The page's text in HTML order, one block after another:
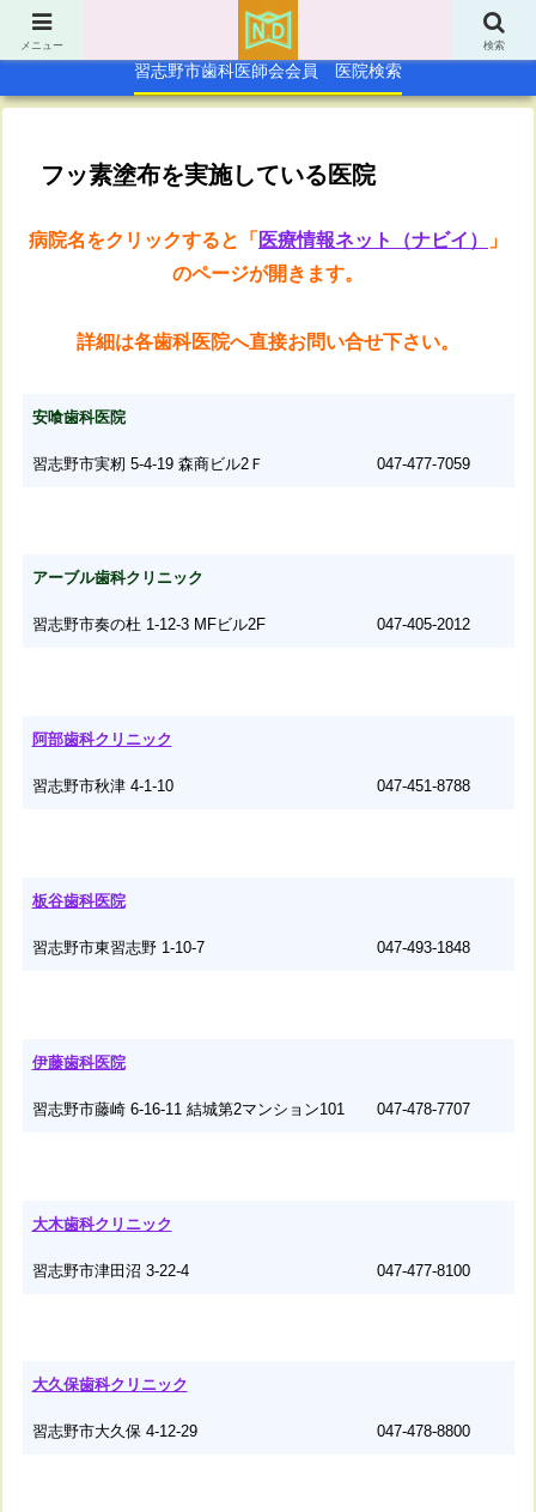
習志野市歯科医師会会員 医院検索
フッ素塗布を実施している医院
病院名をクリックすると「 医療情報ネット（ナビイ）
」
のページが開きます。
詳細は各歯科医院へ直接お問い合せ下さい。
安喰歯科医院
習志野市実籾 5-4-19 森商ビル2Ｆ 047-477-7059
アーブル歯科クリニック
習志野市奏の杜 1-12-3 MFビル2F 047-405-2012
阿部歯科クリニック
習志野市秋津 4-1-10 047-451-8788
板谷歯科医院
習志野市東習志野 1-10-7 047-493-1848
伊藤歯科医院
習志野市藤崎 6-16-11 結城第2マンション101 047-478-7707
大木歯科クリニック
習志野市津田沼 3-22-4 047-477-8100
大久保歯科クリニック
習志野市大久保 4-12-29 047-478-8800
メニュー 検索